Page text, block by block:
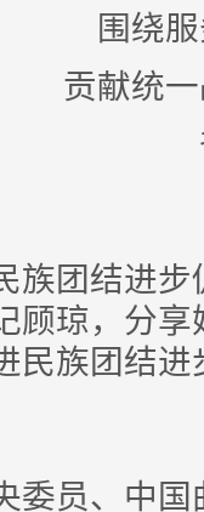
围绕
贡献统
团结进步
顾琼，分
民族团结
员、中国